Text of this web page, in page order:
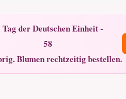
Tag der Deutschen Einheit -
58
Blumen rechtzeitig bestellen.